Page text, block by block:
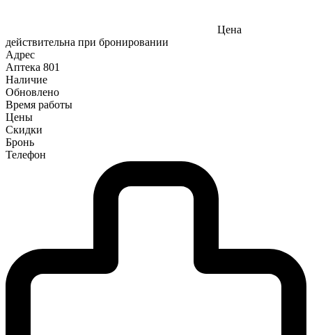
Цена
действительна при бронировании
Адрес
Аптека 801
Наличие
Обновлено
Время работы
Цены
Скидки
Бронь
Телефон